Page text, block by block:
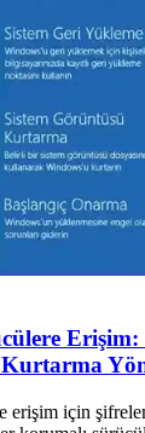
erişim için